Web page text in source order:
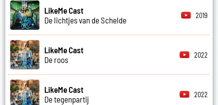
LikeMe Cast
De lichtjes van de Schelde
2019
LikeMe Cast
De roos
2022
LikeMe Cast
De tegenpartij
2022